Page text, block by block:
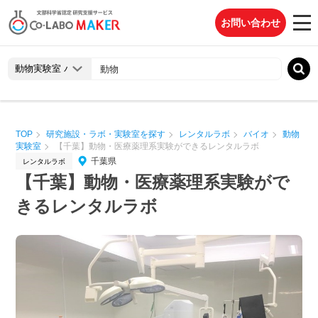
お問い合わせ
TOP 研究施設・ラボ・実験室を探す レンタルラボ バイオ
動物
実験室
【千葉】動物・医療薬理系実験ができるレンタルラボ
レンタルラボ
千葉県
【千葉】動物・医療薬理系実験がで
きるレンタルラボ